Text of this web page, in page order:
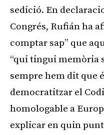
sedició. En
Congrés, Rufián ha
comptar sap” que
“qui tingui memòria
sempre hem dit que
democratitzar el
homologable a
explicar en quin